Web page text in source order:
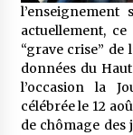
l’enseignement
actuellement,
“grave crise” de
données du
l’occasion la
célébrée le 12
de chômage des